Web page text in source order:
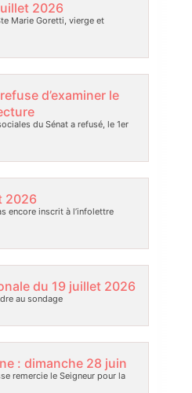
2026
Marie Goretti, vierge et
d’examiner le
du Sénat a refusé, le 1er
2026
encore inscrit à l’infolettre
du 19 juillet 2026
au sondage
: dimanche 28 juin
remercie le Seigneur pour la